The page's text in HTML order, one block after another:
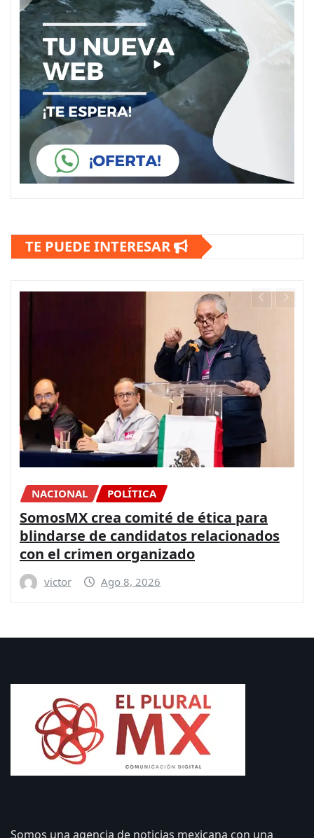
TE PUEDE INTERESAR
CONGRESO DIPUTADOS
La Paz es posible con más presupuesto
para seguridad y coordinación entre
los gobiernos: PRI
victor Ago 8, 2026
Somos una agencia de noticias mexicana con una